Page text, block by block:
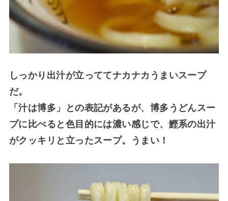
しっかり出汁が立っててナカナカうまいスープ
だ。
「汁は博多」との表記があるが、博多うどんスー
プに比べると色目的には濃い感じで、鰹系の出汁
がクッキリと立ったスープ。うまい！